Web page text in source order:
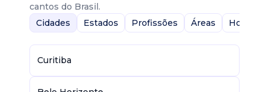
cantos do Brasil.
Cidades
Estados Profissões Áreas Home-
Curitiba